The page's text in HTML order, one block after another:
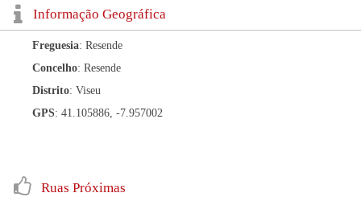
Informação Geográfica
Freguesia: Resende
Concelho: Resende
Distrito: Viseu
GPS: 41.105886, -7.957002
Ruas Próximas